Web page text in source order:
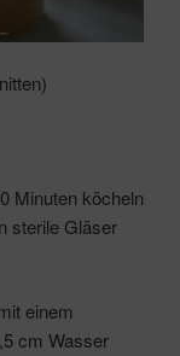
Minuten köcheln
sterile Gläser
einem
cm Wasser